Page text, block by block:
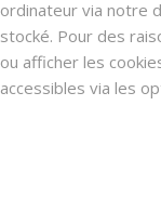
ordinateur via notre
stocké. Pour des
ou afficher les
accessibles via les